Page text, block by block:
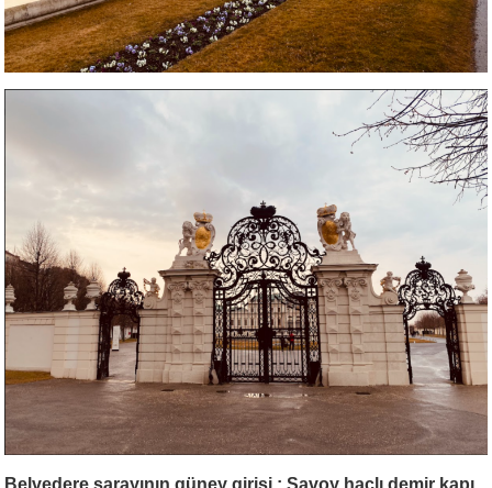
Belvedere sarayının güney girişi : Savoy haçlı demir kapı